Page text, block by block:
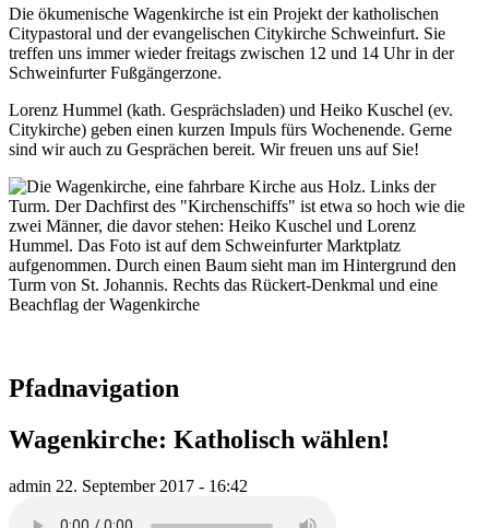
Die ökumenische Wagenkirche ist ein Projekt der katholischen
Citypastoral und der evangelischen Citykirche Schweinfurt. Sie
treffen uns immer wieder freitags zwischen 12 und 14 Uhr in der
Schweinfurter Fußgängerzone.
Lorenz Hummel (kath. Gesprächsladen) und Heiko Kuschel (ev.
Citykirche) geben einen kurzen Impuls fürs Wochenende. Gerne
sind wir auch zu Gesprächen bereit. Wir freuen uns auf Sie!
Pfadnavigation
Wagenkirche: Katholisch wählen!
admin 22. September 2017 - 16:42